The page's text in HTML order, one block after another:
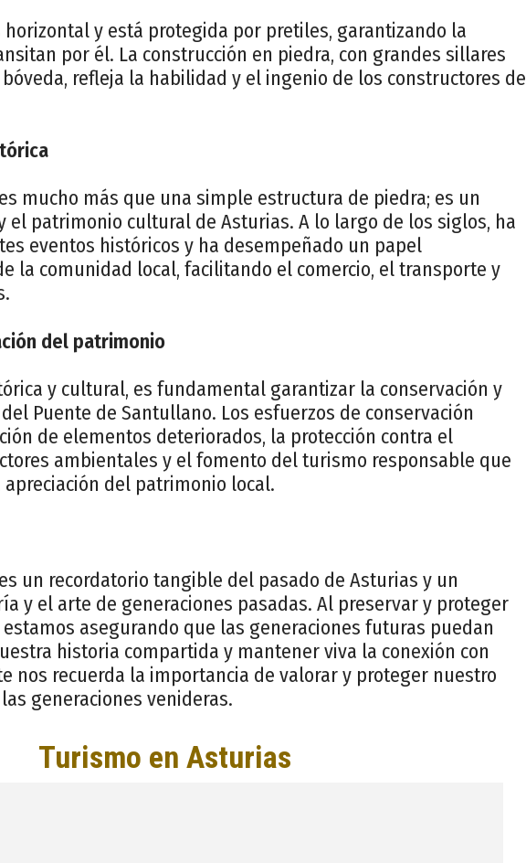
horizontal y está protegida por pretiles, garantizando la
por él. La construcción en piedra, con grandes sillares
refleja la habilidad y el ingenio de los constructores de
mucho más que una simple estructura de piedra; es un
patrimonio cultural de Asturias. A lo largo de los siglos, ha
eventos históricos y ha desempeñado un papel
la comunidad local, facilitando el comercio, el transporte y
del patrimonio
y cultural, es fundamental garantizar la conservación y
Puente de Santullano. Los esfuerzos de conservación
de elementos deteriorados, la protección contra el
ambientales y el fomento del turismo responsable que
del patrimonio local.
un recordatorio tangible del pasado de Asturias y un
y el arte de generaciones pasadas. Al preservar y proteger
asegurando que las generaciones futuras puedan
historia compartida y mantener viva la conexión con
nos recuerda la importancia de valorar y proteger nuestro
generaciones venideras.